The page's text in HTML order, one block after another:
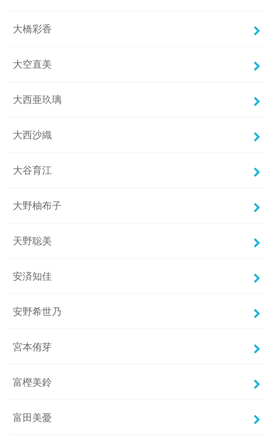
大橋彩香
大空直美
大西亜玖璃
大西沙織
大谷育江
大野柚布子
天野聡美
安済知佳
安野希世乃
宮本侑芽
富樫美鈴
富田美憂